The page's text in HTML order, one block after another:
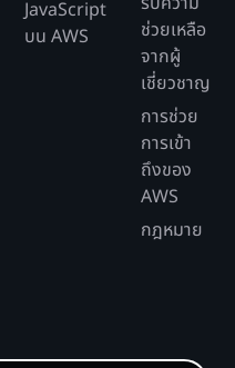
JavaScript
บน AWS
ช่วยเหลือ
จากผู้
เชี่ยวชาญ
การช่วย
การเข้า
ถึงของ
AWS
กฎหมาย